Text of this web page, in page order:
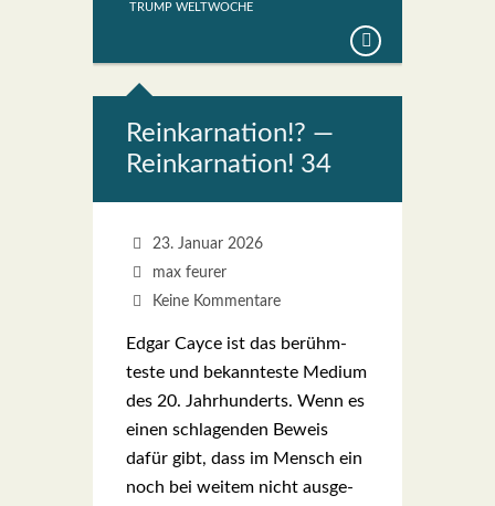
TRUMP WELTWOCHE
Reinkar­na­ti­on!? —
Reinkar­na­ti­on! 34
23. Januar 2026
max feurer
Keine Kommentare
Edgar Cayce ist das berühm­
tes­te und bekann­tes­te Medi­um
des 20. Jahr­hun­derts. Wenn es
einen schla­gen­den Beweis
dafür gibt, dass im Mensch ein
noch bei wei­tem nicht aus­ge­